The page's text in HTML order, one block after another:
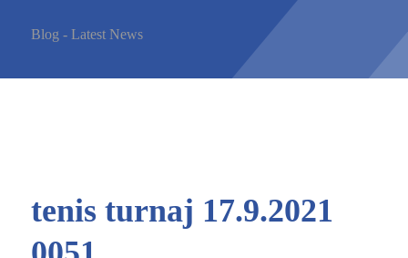
Blog - Latest News
tenis turnaj 17.9.2021